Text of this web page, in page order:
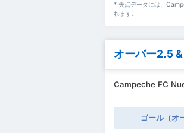
* 失点データには、
れます。
オーバー2.5
Campeche FC
ゴール（オ